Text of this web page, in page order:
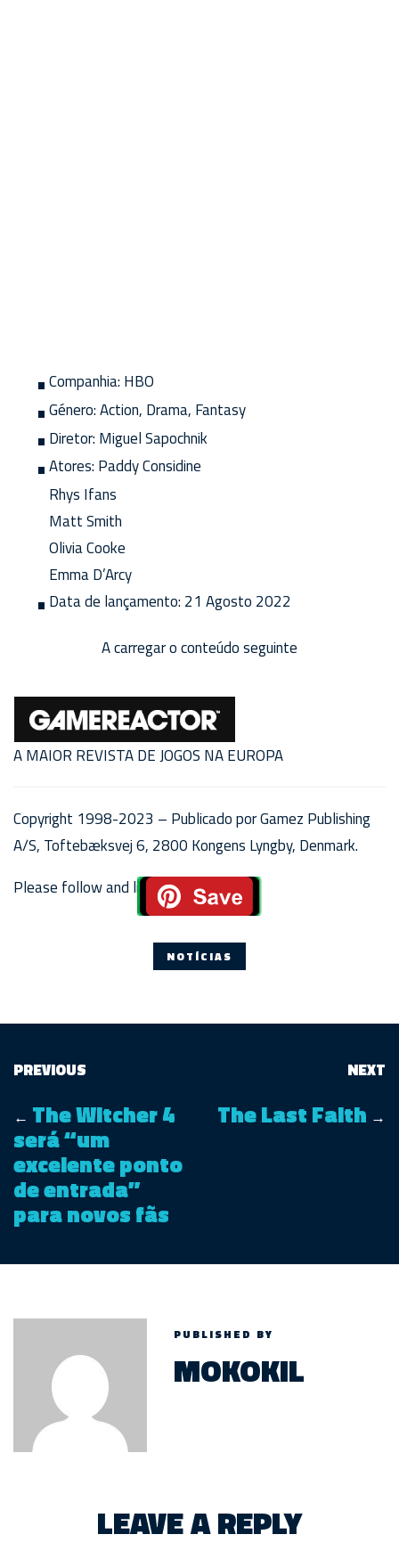
Companhia: HBO
Género:Action, Drama, Fantasy
Diretor: Miguel Sapochnik
Atores: Paddy Considine
Rhys Ifans
Matt Smith
Olivia Cooke
Emma D’Arcy
Data de lançamento: 21 Agosto 2022
A carregar o conteúdo seguinte
A MAIOR REVISTA DE JOGOS NA EUROPA
Copyright 1998-2023 – Publicado por Gamez Publishing
A/S, Toftebæksvej 6, 2800 Kongens Lyngby, Denmark.
Please follow and like us:
NOTÍCIAS
PREVIOUS
← The Witcher 4
será “um
excelente ponto
de entrada”
para novos fãs
NEXT
The Last Faith →
PUBLISHED BY
MOKOKIL
LEAVE A REPLY